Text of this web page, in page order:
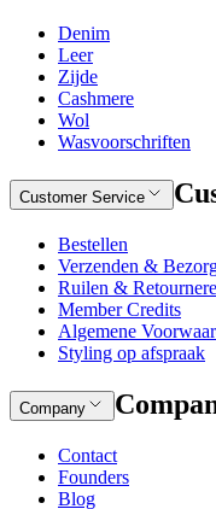
Denim
Leer
Zijde
Cashmere
Wol
Wasvoorschriften
Customer Service
Bestellen
Verzenden &
Ruilen &
Member Credits
Algemene
Styling op afspraak
Company
Contact
Founders
Blog